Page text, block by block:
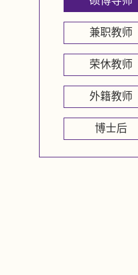
兼职教师
荣休教师
外籍教师
博士后